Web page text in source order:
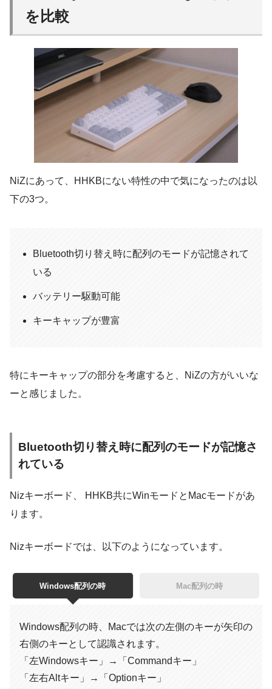
を比較
NiZにあって、HHKBにない特性の中で気になったのは以
下の3つ。
Bluetooth切り替え時に配列のモードが記憶されて
いる
バッテリー駆動可能
キーキャップが豊富
特にキーキャップの部分を考慮すると、NiZの方がいいな
ーと感じました。
Bluetooth切り替え時に配列のモードが記憶さ
れている
Nizキーボード、 HHKB共にWinモードとMacモードがあ
ります。
Nizキーボードでは、以下のようになっています。
Windows配列の時 Mac配列の時
Windows配列の時、Macでは次の左側のキーが矢印の
右側のキーとして認識されます。
「左Windowsキー」→「Commandキー」
「左右Altキー」→「Optionキー」